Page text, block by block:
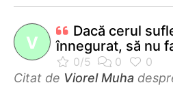
V
Dacă cerul
înnegurat, să nu
Citat de Viorel Muha